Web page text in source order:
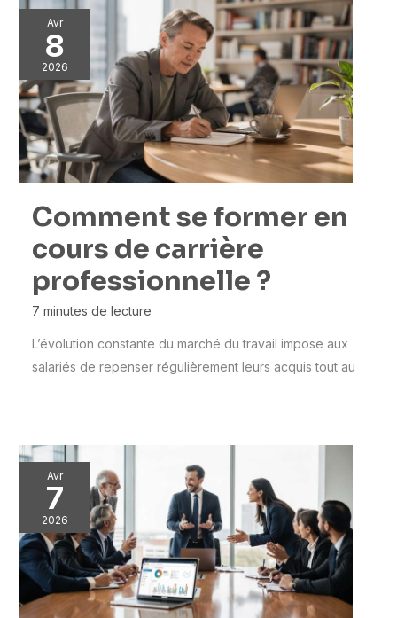
Avr
8
2026
Comment se former en
cours de carrière
professionnelle ?
7 minutes de lecture
L’évolution constante du marché du travail impose aux
salariés de repenser régulièrement leurs acquis tout au
Avr
7
2026